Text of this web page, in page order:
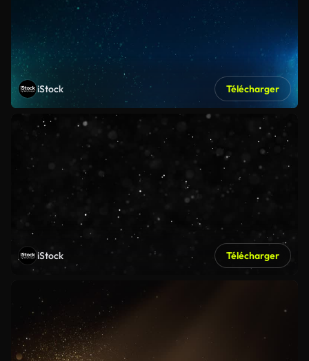
iStock Télécharger
iStock Télécharger